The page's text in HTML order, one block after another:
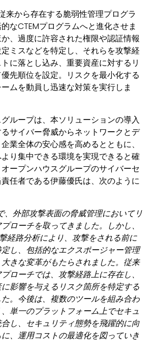
来から存在する脆弱性管理プログラ
なCTEMプログラムへと進化させま
、過度に許容された権限や認証情報
ミスなどを特定し、それらを攻撃経
に落とし込み、重要資産に対するリ
先順位を設定。リスクを最小化する
ムを動員し迅速な対策を実行しま
ループは、本ソリューションの導入
サイバー脅威からネットワークとデ
業全体の安心感を高めるとともに、
り集中できる環境を実現できると確
ープンハウスグループのサイバーセ
任者である伊藤優氏は、次のように
、外部攻撃表面の脅威管理においてリ
ローチを取ってきました。しかし、
経路分析により、攻撃をされる前に
し、包括的なエクスポージャー管理
きな変革がもたらされました。従来
ローチでは、攻撃経路上に存在し、
影響を与えるリスク箇所を特定する
。今後は、複数のツールを組み合わ
単一のプラットフォーム上でセキュ
し、セキュリティ態勢を飛躍的に向
、運用コストの最適化を図っていき